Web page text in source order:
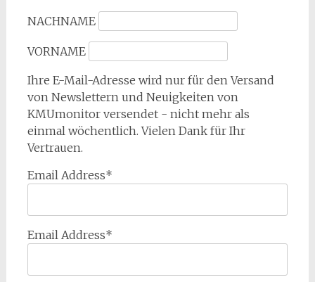
NACHNAME
VORNAME
Ihre E-Mail-Adresse wird nur für den Versand
von Newslettern und Neuigkeiten von
KMUmonitor versendet - nicht mehr als
einmal wöchentlich. Vielen Dank für Ihr
Vertrauen.
Email Address*
Email Address*